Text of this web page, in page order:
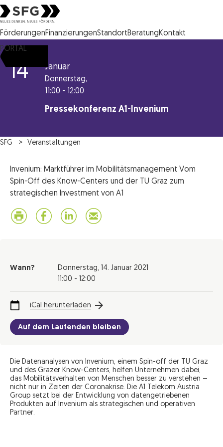
Steirische Wirtschaftsförderungsgesellschaft mbH SFG Logo
FörderungenFinanzierungenStandortBeratungKontakt
PORTAL
14 Januar
Donnerstag,
11:00 - 12:00
Pressekonferenz A1-Invenium
SFG Veranstaltungen
Invenium: Marktführer im Mobilitätsmanagement Vom
Spin-Off des Know-Centers und der TU Graz zum
strategischen Investment von A1
Wann? Donnerstag, 14. Januar 2021
11:00 - 12:00
iCal herunterladen
Auf dem Laufenden bleiben
Die Datenanalysen von Invenium, einem Spin-off der TU Graz
und des Grazer Know-Centers, helfen Unternehmen dabei,
das Mobilitätsverhalten von Menschen besser zu verstehen –
nicht nur in Zeiten der Coronakrise. Die A1 Telekom Austria
Group setzt bei der Entwicklung von datengetriebenen
Produkten auf Invenium als strategischen und operativen
Partner.